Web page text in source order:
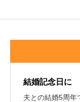
結婚記念日に
夫との結婚5周年